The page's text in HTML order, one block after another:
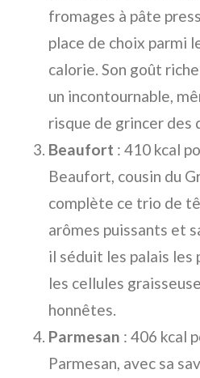
fromages à pâte
place de choix parmi
calorie. Son goût
un incontournable,
risque de grincer des
Beaufort : 410 kcal
Beaufort, cousin du
complète ce trio de
arômes puissants et
il séduit les palais
les cellules
honnêtes.
Parmesan : 406 kcal
Parmesan, avec sa